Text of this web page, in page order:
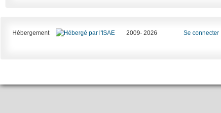
Hébergement 2009- 2026 Se connecter